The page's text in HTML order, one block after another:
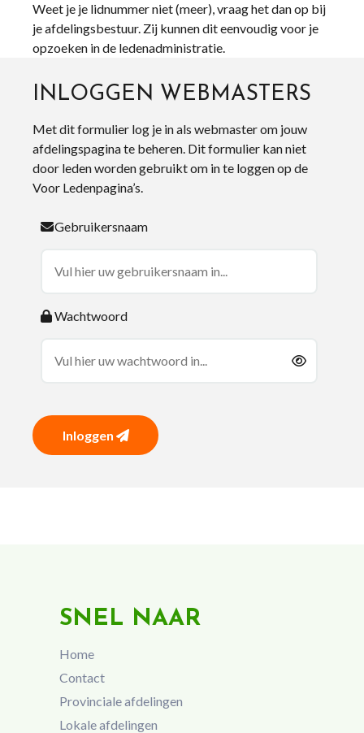
Weet je je lidnummer niet (meer), vraag het dan op bij
je afdelingsbestuur. Zij kunnen dit eenvoudig voor je
opzoeken in de ledenadministratie.
INLOGGEN WEBMASTERS
Met dit formulier log je in als webmaster om jouw
afdelingspagina te beheren. Dit formulier kan niet
door leden worden gebruikt om in te loggen op de
Voor Ledenpagina’s.
Gebruikersnaam
Wachtwoord
Inloggen
SNEL NAAR
Home
Contact
Provinciale afdelingen
Lokale afdelingen